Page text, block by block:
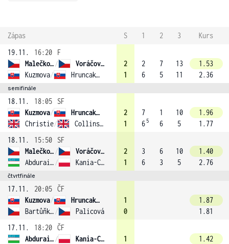
Zápas S 1 2 3
Kurs
19.11.
16:20
F
Malečková /
Voráčová (1)
Kuzmova/ Hruncakova
2
1
2
6
7
5
13
11
1.53
2.36
semifinále
18.11. 18:05
SF
Kuzmova/
Hruncakova
Christie/ Collins (2)
2
1
7
6 5
1
6
10
5
1.96
1.77
18.11.
15:50
SF
Malečková /
Voráčová (1)
Abduraimova / Kania-Chodun (3)
2
1
3
6
6
3
10
5
1.40
2.76
čtvrtfinále
17.11. 20:05 ČF
Kuzmova/
Hruncakova
Bartůňková / Palicová
1
0
1.87
1.81
17.11.
18:20 ČF
Abduraimova /
Kania-Chodun (3)
1
1.42